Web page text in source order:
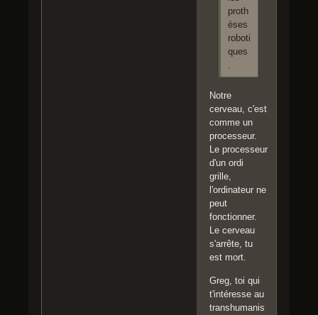
proth
èses
roboti
ques
Notre
cerveau, c'est
comme un
processeur.
Le processeur
d'un ordi
grille,
l'ordinateur ne
peut
fonctionner.
Le cerveau
s'arrête, tu
est mort.
Greg, toi qui
t'intéresse au
transhumanis